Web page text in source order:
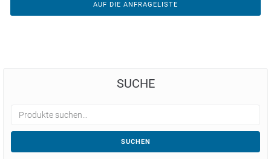
AUF DIE ANFRAGELISTE
SUCHE
SUCHEN